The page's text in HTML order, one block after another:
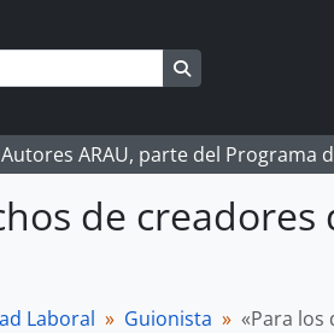
ARAU, parte del Programa
de
Laboral Guionista «Para los